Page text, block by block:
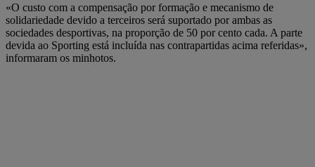
«O custo com a compensação por formação e mecanismo de
solidariedade devido a terceiros será suportado por ambas as
sociedades desportivas, na proporção de 50 por cento cada. A parte
devida ao Sporting está incluída nas contrapartidas acima referidas»,
informaram os minhotos.